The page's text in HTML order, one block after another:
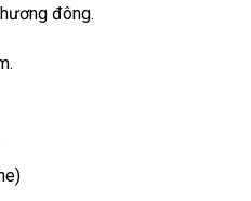
đông.